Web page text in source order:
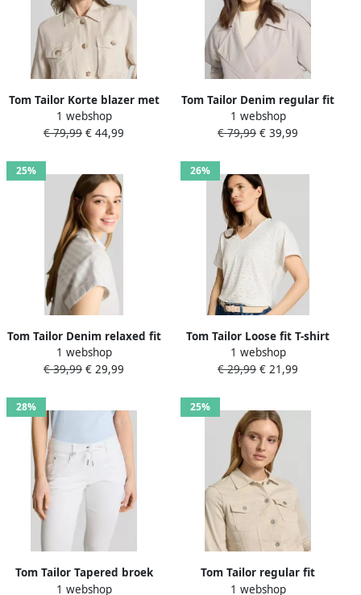
Tom Tailor Korte blazer met
tailleriem van linnenmix
1 webshop
€ 79,99 € 44,99
Tom Tailor Denim regular fit
trenchcoat met
schouderriempjes
1 webshop
€ 79,99 € 39,99
25%
Tom Tailor Denim relaxed fit
blouse van puur katoen
1 webshop
€ 39,99 € 29,99
26%
Tom Tailor Loose fit T-shirt
met gaatjesmotief
1 webshop
€ 29,99 € 21,99
28%
Tom Tailor Tapered broek
van katoenmix met
1 webshop
25%
Tom Tailor regular fit
jeansjack van katoenmix
1 webshop